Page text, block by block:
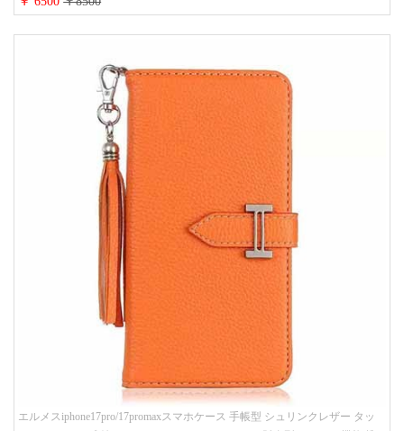
人 レディース メンズ ストラップ付き
エルメスiphone17pro/17promaxスマホケース 手帳型 シュリンクレザー タッ